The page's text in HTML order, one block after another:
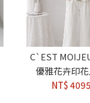
C`EST
優雅花卉印
NT$ 4095